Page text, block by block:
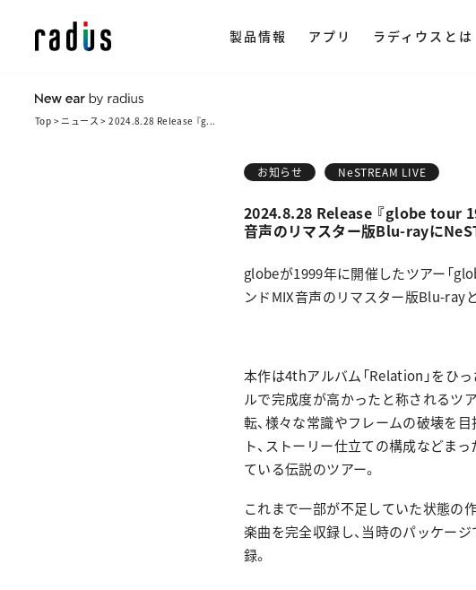
製品情報
・ ワイヤレス
・ ワイヤード
アプリ
NeSTREAM LIVE
ラディウスとは
会社概要
ヒストリー
radius ONLINE SHOPで購
楽天市場で購入
Top ニュース 2024.8.28 Release 『g...
お知らせ NeSTREAM LIVE
2024.8.28 Release 『globe tour
音声のリマスター版Blu-rayに
globeが1999年に開催したツアー「
ンドMIX音声のリマスター版Blu-ray
本作は4thアルバム「Relation」をひ
ルで完成度が高かったと称されるツ
転、様々な常識やフレームの破壊を目
ト、ストーリー仕立ての構成などま
ている伝説のツアー。
これまで一部が不足していた状態の
楽曲を完全収録し、当時のパッケー
録。